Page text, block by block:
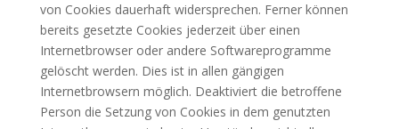
von Cookies dauerhaft widersprechen. Ferner können
bereits gesetzte Cookies jederzeit über einen
Internetbrowser oder andere Softwareprogramme
gelöscht werden. Dies ist in allen gängigen
Internetbrowsern möglich. Deaktiviert die betroffene
Person die Setzung von Cookies in dem genutzten